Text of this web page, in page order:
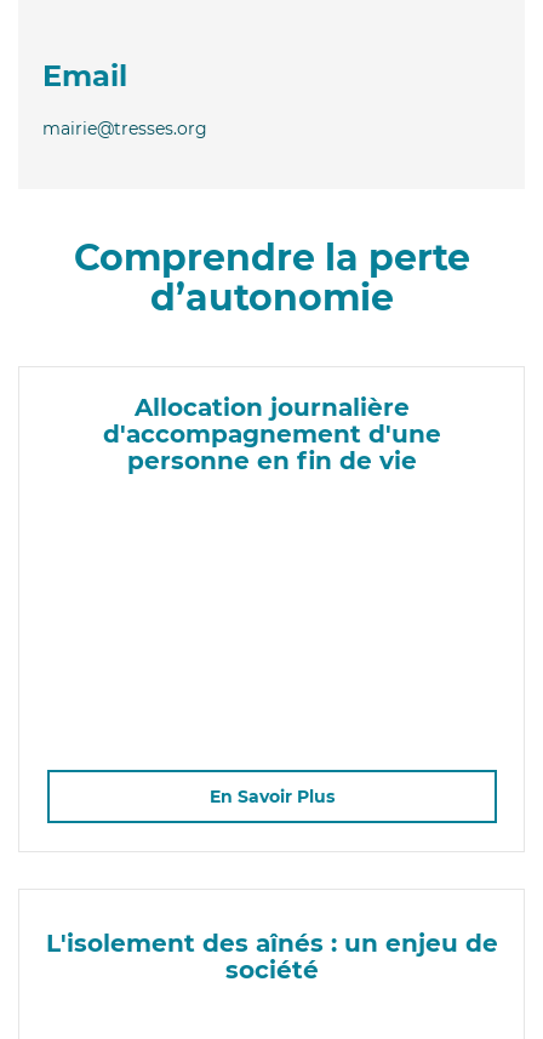
Email
mairie@tresses.org
Comprendre la perte
d’autonomie
Allocation journalière
d'accompagnement d'une
personne en fin de vie
En Savoir Plus
L'isolement des aînés : un enjeu de
société